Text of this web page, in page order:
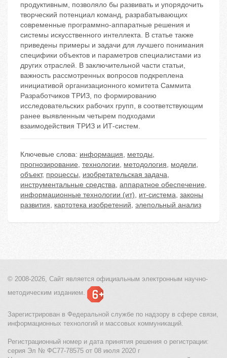
продуктивным, позволяло бы развивать и упорядочить
творческий потенциал команд, разрабатывающих
современные программно-аппаратные решения и
системы искусственного интеллекта. В статье также
приведены примеры и задачи для лучшего понимания
специфики объектов и параметров специалистами из
других отраслей. В заключительной части статьи,
важность рассмотренных вопросов подкреплена
инициативой организационного комитета Саммита
Разработчиков ТРИЗ, по формированию
исследовательских рабочих групп, в соответствующим
ранее выявленным четырем подходами
взаимодействия ТРИЗ и ИТ-систем.
Ключевые слова: информация, методы,
прогнозирование, технологии, методология, модели,
объект, процессы, изобретательская задача,
инструментальные средства, аппаратное обеспечение,
информационные технологии (ит), ит-система, законы
развития, картотека изобретений, элепольный анализ
© 2008-2026, Сайт является официальным электронным научно-
методическим изданием.
Зарегистрирован в Федеральной службе по надзору в сфере связи,
информационных технологий и массовых коммуникаций.
Регистрационный номер и дата принятия решения о регистрации:
серия Эл № ФС77-78575 от 08 июля 2020 г